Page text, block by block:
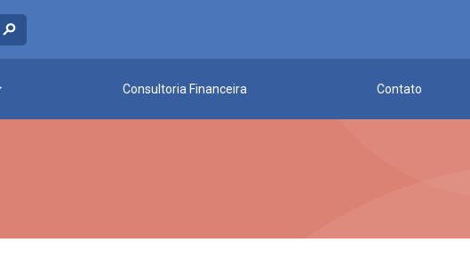
Consultoria Financeira Contato